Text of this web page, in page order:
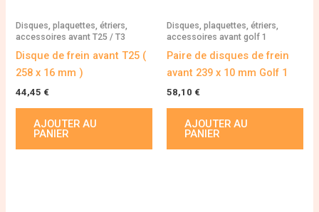
Disques, plaquettes, étriers,
accessoires avant T25 / T3
Disque de frein avant T25 (
258 x 16 mm )
44,45 €
AJOUTER AU
PANIER
Disques, plaquettes, étriers,
accessoires avant golf 1
Paire de disques de frein
avant 239 x 10 mm Golf 1
58,10 €
AJOUTER AU
PANIER